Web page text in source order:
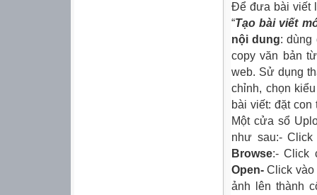
Để đưa bài viết
“Tạo bài viết
nội dung: dùng
copy văn bản
web. Sử dụng
chỉnh, chọn
bài viết: đặt
Một cửa sổ
như sau:-
Browse:- Click
Open- Click
ảnh lên thành